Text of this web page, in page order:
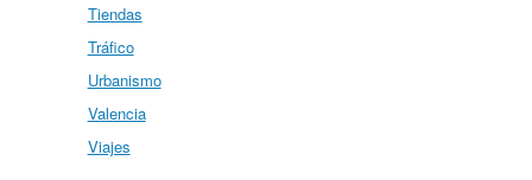
Tiendas
Tráfico
Urbanismo
Valencia
Viajes